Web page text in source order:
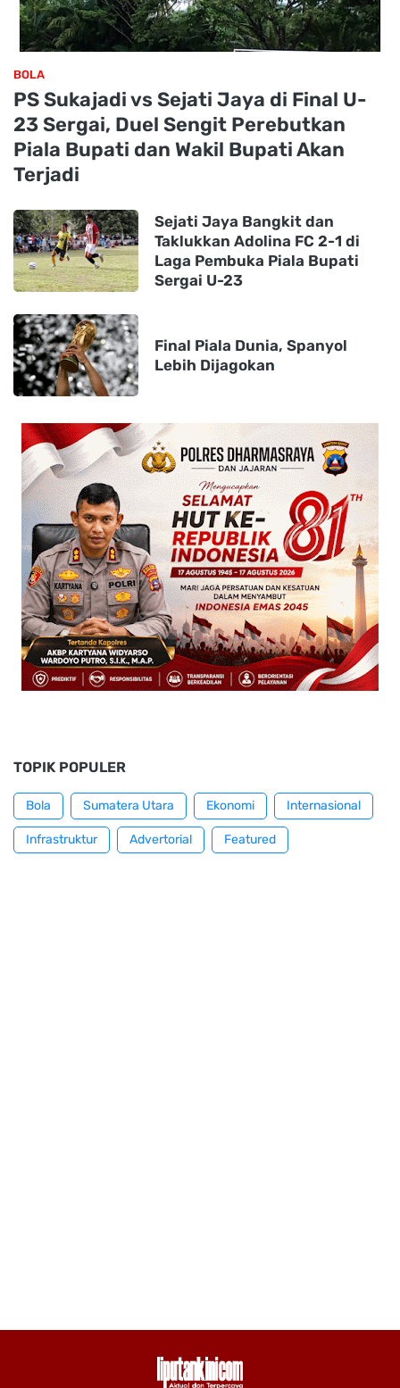
BOLA
PS Sukajadi vs Sejati Jaya di Final U-
23 Sergai, Duel Sengit Perebutkan
Piala Bupati dan Wakil Bupati Akan
Terjadi
Sejati Jaya Bangkit dan
Taklukkan Adolina FC 2-1 di
Laga Pembuka Piala Bupati
Sergai U-23
Final Piala Dunia, Spanyol
Lebih Dijagokan
TOPIK POPULER
Bola Sumatera Utara Ekonomi Internasional
Infrastruktur Advertorial Featured